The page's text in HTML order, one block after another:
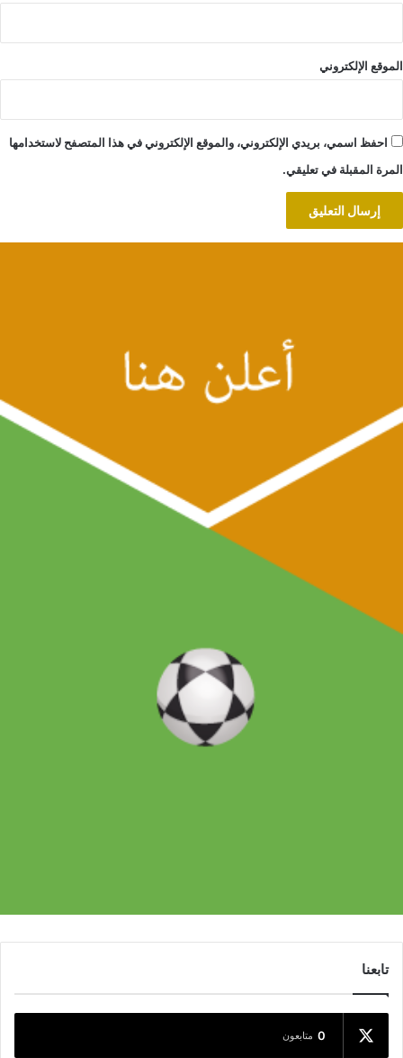
الموقع الإلكتروني
احفظ اسمي، بريدي الإلكتروني، والموقع الإلكتروني في هذا المتصفح لاستخدامها
المرة المقبلة في تعليقي.
تابعنا
0 متابعون